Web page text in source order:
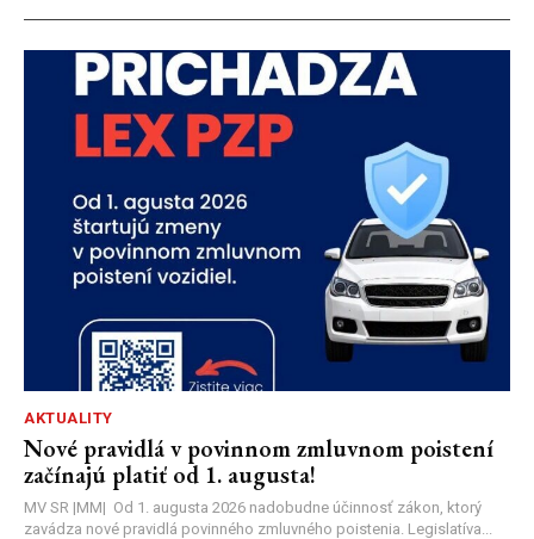
AKTUALITY
Nové pravidlá v povinnom zmluvnom poistení
začínajú platiť od 1. augusta!
MV SR |MM| Od 1. augusta 2026 nadobudne účinnosť zákon, ktorý
zavádza nové pravidlá povinného zmluvného poistenia. Legislatíva...